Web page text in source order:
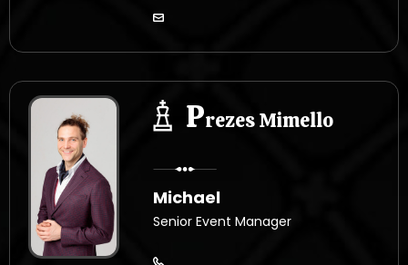
Prezes Mimello
Michael
Senior Event Manager